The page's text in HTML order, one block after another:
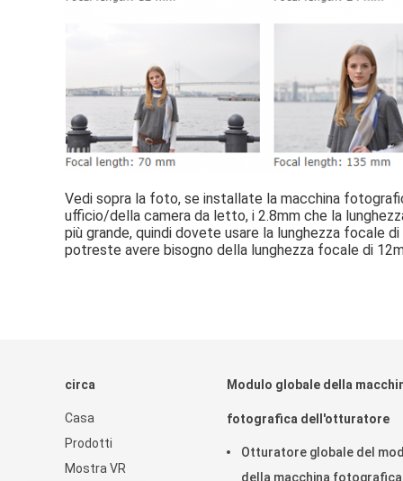
Vedi sopra la foto, se installate la macchina
ufficio/della camera da letto, i 2.8mm che la
più grande, quindi dovete usare la lunghezza focale
potreste avere bisogno della lunghezza focale di
circa
Casa
Prodotti
Mostra VR
Modulo globale della
fotografica dell'otturatore
Otturatore globale del
della macchina